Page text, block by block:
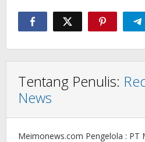
Tentang Penulis:
News
Meimonews.com Pengelola : PT